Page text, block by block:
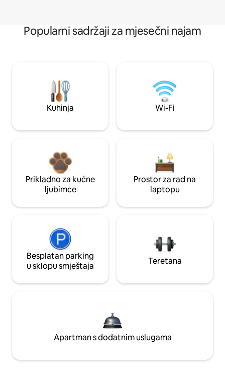
Popularni sadržaji za mjesečni najam
Kuhinja Wi-Fi
Prikladno za kućne
ljubimce
Prostor za rad na
laptopu
Besplatan parking
u sklopu smještaja
Teretana
Apartman s dodatnim uslugama